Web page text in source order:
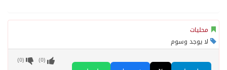
محليات
لا يوجد وسوم
(
0
) (
0
)